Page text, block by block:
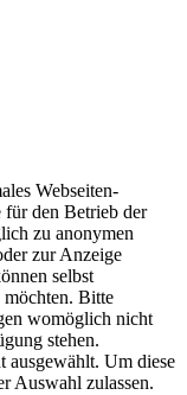
Webseiten-
für den Betrieb der
zu anonymen
zur Anzeige
selbst
möchten. Bitte
womöglich nicht
stehen.
ausgewählt. Um diese
Auswahl zulassen.